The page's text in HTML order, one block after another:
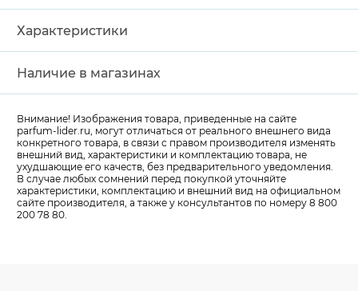
Характеристики
Наличие в магазинах
Внимание! Изображения товара, приведенные на сайте
parfum-lider.ru, могут отличаться от реального внешнего вида
конкретного товара, в связи с правом производителя изменять
внешний вид, характеристики и комплектацию товара, не
ухудшающие его качеств, без предварительного уведомления.
В случае любых сомнений перед покупкой уточняйте
характеристики, комплектацию и внешний вид на официальном
сайте производителя, а также у консультантов по номеру 8 800
200 78 80.